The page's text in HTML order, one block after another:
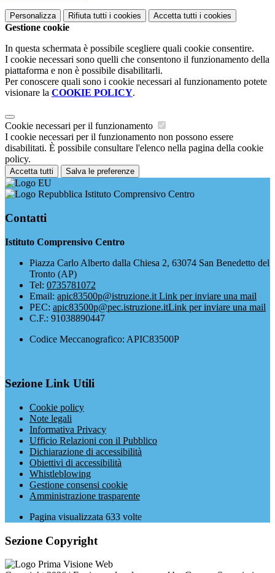
Personalizza Rifiuta tutti i cookies Accetta tutti i cookies
Gestione cookie
In questa schermata è possibile scegliere quali cookie consentire.
I cookie necessari sono quelli che consentono il funzionamento della
piattaforma e non è possibile disabilitarli.
Per conoscere quali sono i cookie necessari al funzionamento potete
visionare la COOKIE POLICY.
Cookie necessari per il funzionamento
I cookie necessari per il funzionamento non possono essere
disabilitati. È possibile consultare l'elenco nella pagina della cookie
policy.
Accetta tutti Salva le preferenze
Istituto Comprensivo Centro
Contatti
Istituto Comprensivo Centro
Piazza Carlo Alberto dalla Chiesa 2, 63074 San Benedetto del
Tronto (AP)
Tel: 0735781072
Email: apic83500p@istruzione.it Link per inviare una mail
PEC: apic83500p@pec.istruzione.itLink per inviare una mail
C.F.: 91038890447
Codice Meccanografico: APIC83500P
Sezione Link Utili
Cookie policy
Note legali
Informativa Privacy
Ufficio Relazioni con il Pubblico
Dichiarazione di accessibilità
Obiettivi di accessibilità
Whistleblowing
Gestione consensi cookie
Amministrazione trasparente
Pagina visualizzata 633 volte
Sezione Copyright